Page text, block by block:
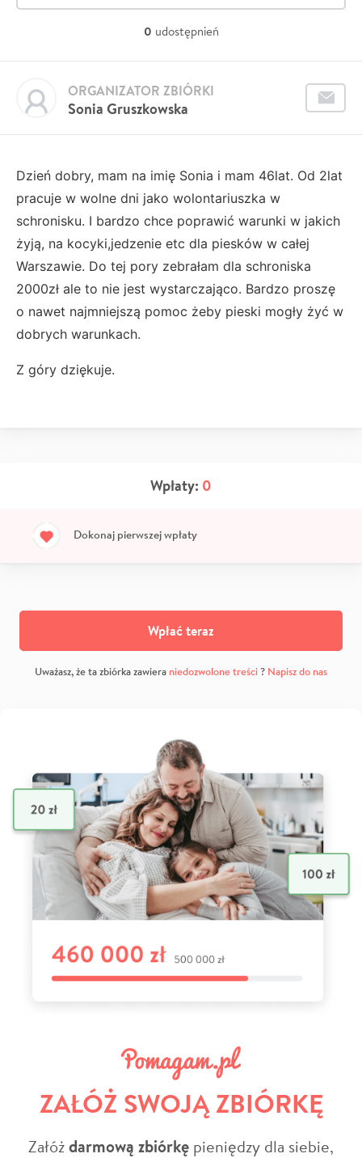
0 udostępnień
Sonia Gruszkowska
ORGANIZATOR ZBIÓRKI
Dzień dobry, mam na imię Sonia i mam 46lat. Od 2lat
pracuje w wolne dni jako wolontariuszka w
schronisku. I bardzo chce poprawić warunki w jakich
żyją, na kocyki,jedzenie etc dla piesków w całej
Warszawie. Do tej pory zebrałam dla schroniska
2000zł ale to nie jest wystarczająco. Bardzo proszę
o nawet najmniejszą pomoc żeby pieski mogły żyć w
dobrych warunkach.
Z góry dziękuje.
Wpłaty: 0
Dokonaj pierwszej wpłaty
Wpłać teraz
Uważasz, że ta zbiórka zawiera niedozwolone treści? Napisz do nas
ZAŁÓŻ SWOJĄ ZBIÓRKĘ
Załóżdarmową zbiórkę pieniędzy dla siebie,